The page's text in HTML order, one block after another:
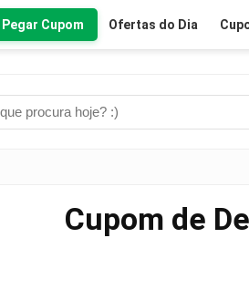
Pegar Cupom Ofertas do Dia
Cupom de